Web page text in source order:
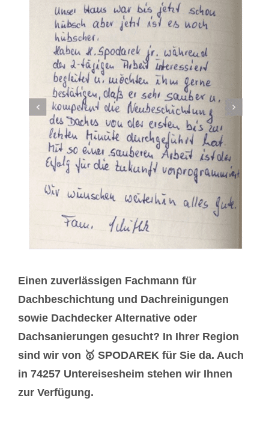
Einen zuverlässigen Fachmann für
Dachbeschichtung und Dachreinigungen
sowie Dachdecker Alternative oder
Dachsanierungen gesucht? In Ihrer Region
sind wir von 🥇 SPODAREK für Sie da. Auch
in 74257 Untereisesheim stehen wir Ihnen
zur Verfügung.